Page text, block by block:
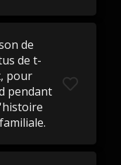
de
de t-
pour
pendant